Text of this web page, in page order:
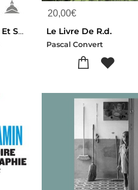
La Photographie Et Ses Mythes Modernes : Pour Une Histoire Critique
20,00€
Le Livre De R.d.
Pascal Convert